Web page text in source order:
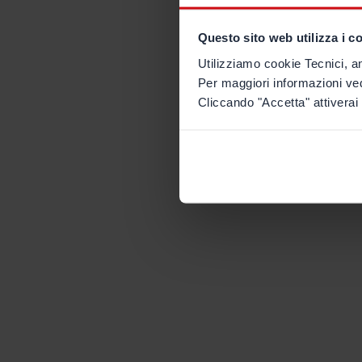
Questo sito web utilizza i
Utilizziamo cookie Tecnici,
Per maggiori informazioni
Cliccando "Accetta"